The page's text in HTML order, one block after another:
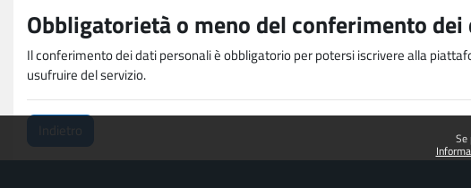
Se
Obbligatorietà o meno del conferimento dei
Il conferimento dei dati personali è obbligatorio per potersi iscrivere alla
usufruire del servizio.
Indietro